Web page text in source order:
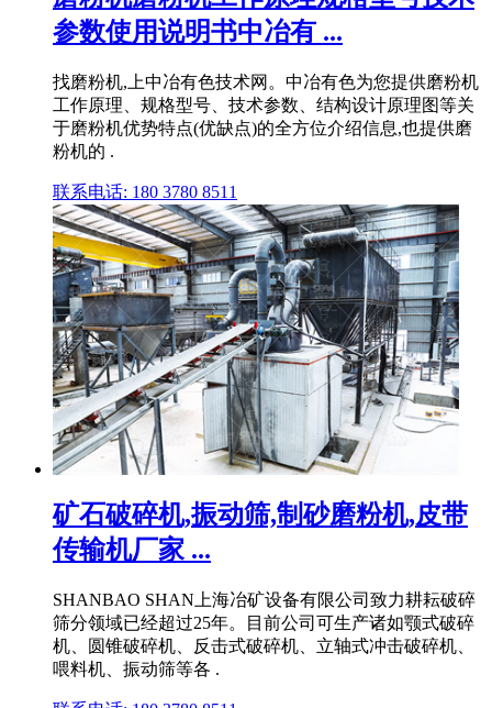
参数使用说明书中冶有 ...
找磨粉机,上中冶有色技术网。中冶有色为您提供磨粉机
工作原理、规格型号、技术参数、结构设计原理图等关
于磨粉机优势特点(优缺点)的全方位介绍信息,也提供磨
粉机的 .
联系电话: 180 3780 8511
矿石破碎机,振动筛,制砂磨粉机,皮带
传输机厂家 ...
SHANBAO SHAN上海冶矿设备有限公司致力耕耘破碎
筛分领域已经超过25年。目前公司可生产诸如颚式破碎
机、圆锥破碎机、反击式破碎机、立轴式冲击破碎机、
喂料机、振动筛等各 .